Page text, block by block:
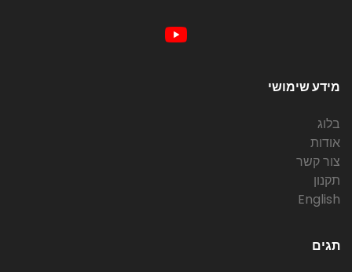
מידע שימושי
בלוג
אודות
צור קשר
תקנון
English
תגים